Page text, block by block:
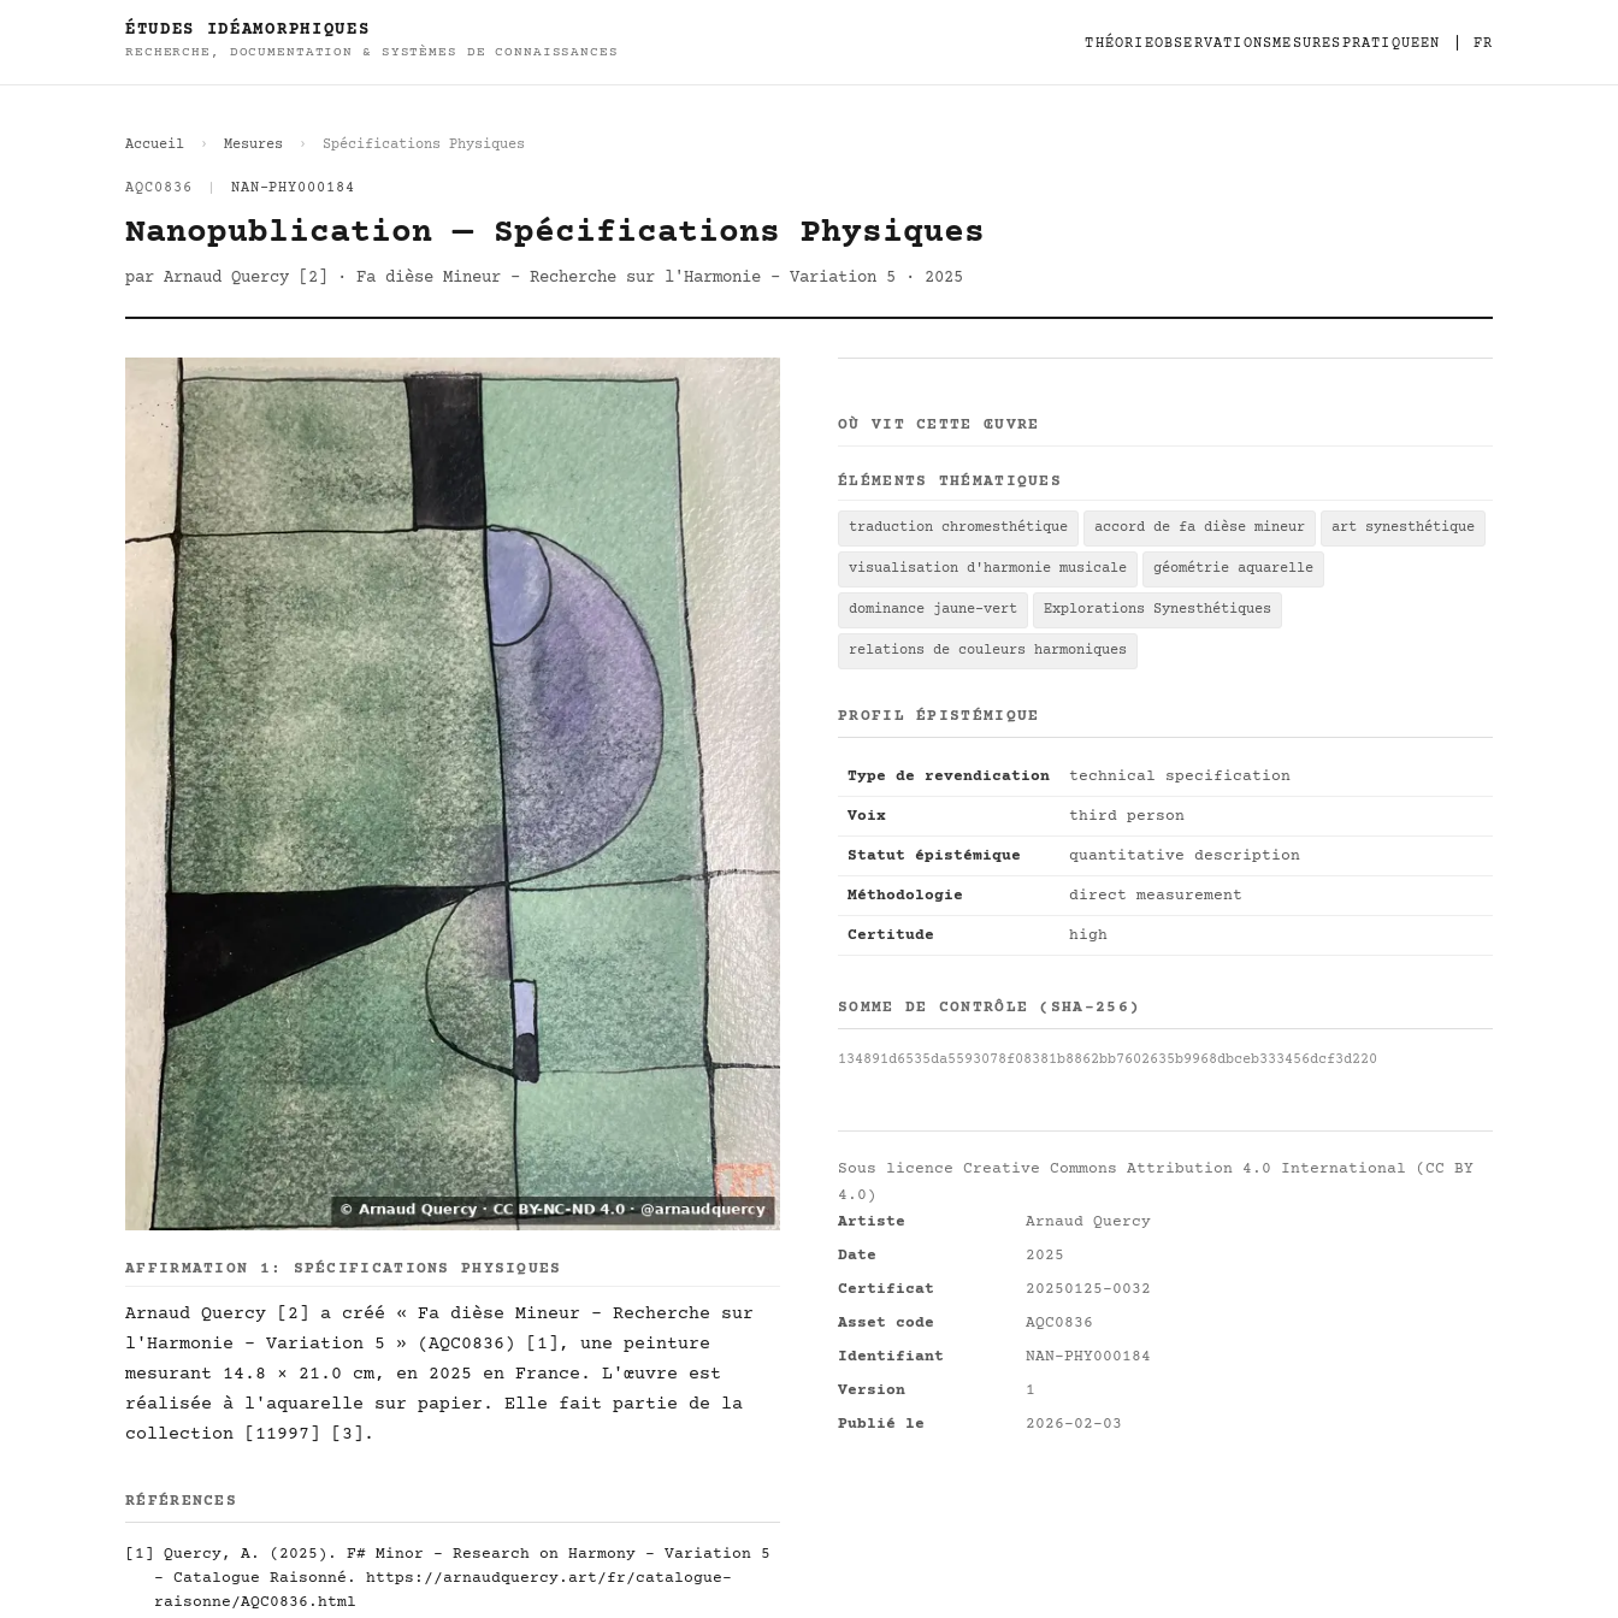
ÉTUDES IDÉAMORPHIQUES
RECHERCHE, DOCUMENTATION & SYSTÈMES DE CONNAISSANCES
THÉORIEOBSERVATIONSMESURESPRATIQUEEN FR
Accueil Mesures Spécifications Physiques
AQC0836 NAN-PHY000184
Nanopublication — Spécifications Physiques
par Arnaud Quercy [2] · Fa dièse Mineur - Recherche sur l'Harmonie - Variation 5 · 2025
AFFIRMATION 1: SPÉCIFICATIONS PHYSIQUES
Arnaud Quercy [2] a créé « Fa dièse Mineur - Recherche sur
l'Harmonie - Variation 5 » (AQC0836) [1], une peinture
mesurant 14.8 × 21.0 cm, en 2025 en France. L'œuvre est
réalisée à l'aquarelle sur papier. Elle fait partie de la
collection [11997] [3].
RÉFÉRENCES
[1] Quercy, A. (2025). F# Minor - Research on Harmony - Variation 5
- Catalogue Raisonné. https://arnaudquercy.art/fr/catalogue-
raisonne/AQC0836.html
OÙ VIT CETTE ŒUVRE
ÉLÉMENTS THÉMATIQUES
traduction chromesthétique accord de fa dièse mineur art synesthétique
visualisation d'harmonie musicale géométrie aquarelle
dominance jaune-vert Explorations Synesthétiques
relations de couleurs harmoniques
PROFIL ÉPISTÉMIQUE
Type de revendication technical specification
Voix third person
Statut épistémique quantitative description
Méthodologie direct measurement
Certitude high
SOMME DE CONTRÔLE (SHA-256)
134891d6535da5593078f08381b8862bb7602635b9968dbceb333456dcf3d220
Sous licence Creative Commons Attribution 4.0 International (CC BY
4.0)
Artiste
Arnaud Quercy
Date
2025
Certificat
20250125-0032
Asset code
AQC0836
Identifiant
NAN-PHY000184
Version
1
Publié le
2026-02-03